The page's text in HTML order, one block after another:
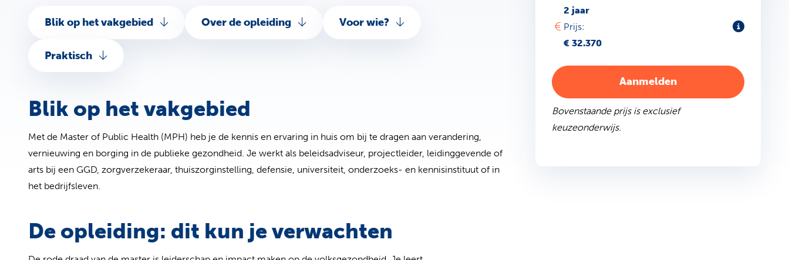
2 jaar
Prijs:
€ 32.370
Aanmelden
Bovenstaande prijs is exclusief
keuzeonderwijs.
Blik op het vakgebied Over de opleiding Voor wie?
Praktisch
Blik op het vakgebied
Met de Master of Public Health (MPH) heb je de kennis en ervaring in huis om bij te dragen aan verandering,
vernieuwing en borging in de publieke gezondheid. Je werkt als beleidsadviseur, projectleider, leidinggevende of
arts bij een GGD, zorgverzekeraar, thuiszorginstelling, defensie, universiteit, onderzoeks- en kennisinstituut of in
het bedrijfsleven.
De opleiding: dit kun je verwachten